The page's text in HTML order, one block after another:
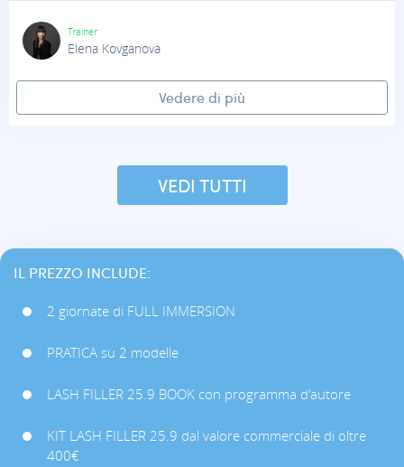
Trainer
Elena Kovganova
Vedere di più
VEDI TUTTI
IL PREZZO INCLUDE:
2 giornate di FULL IMMERSION
PRATICA su 2 modelle
LASH FILLER 25.9 BOOK con programma d'autore
KIT LASH FILLER 25.9 dal valore commerciale di oltre
400€